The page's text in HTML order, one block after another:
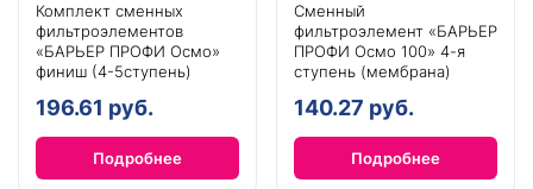
Комплект сменных
фильтроэлементов
«БАРЬЕР ПРОФИ Осмо»
финиш (4-5ступень)
196.61 руб.
Подробнее
Сменный
фильтроэлемент «БАРЬЕР
ПРОФИ Осмо 100» 4-я
ступень (мембрана)
140.27 руб.
Подробнее